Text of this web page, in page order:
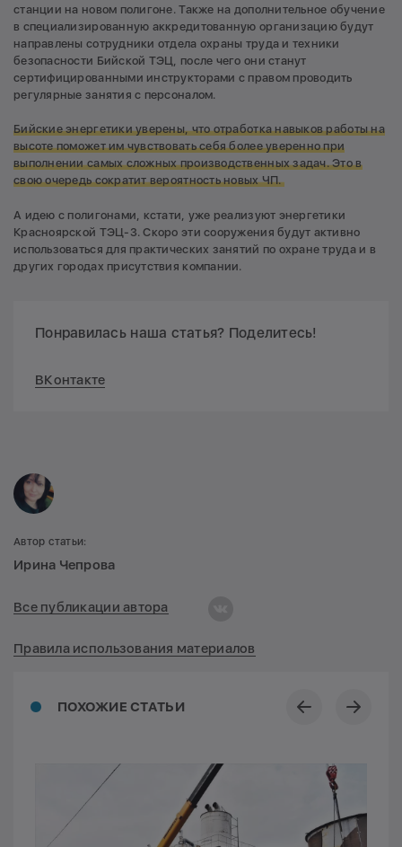
станции на новом полигоне. Также на дополнительное обучение
в специализированную аккредитованную организацию будут
направлены сотрудники отдела охраны труда и техники
безопасности Бийской ТЭЦ, после чего они станут
сертифицированными инструкторами с правом проводить
регулярные занятия с персоналом.
Бийские энергетики уверены, что отработка навыков работы на
высоте поможет им чувствовать себя более уверенно при
выполнении самых сложных производственных задач. Это в
свою очередь сократит вероятность новых ЧП.
А идею с полигонами, кстати, уже реализуют энергетики
Красноярской ТЭЦ-3. Скоро эти сооружения будут активно
использоваться для практических занятий по охране труда и в
других городах присутствия компании.
Понравилась наша статья? Поделитесь!
ВКонтакте
ПОХОЖИЕ СТАТЬИ
Автор статьи:
Ирина Чепрова
Все публикации автора
Правила использования материалов